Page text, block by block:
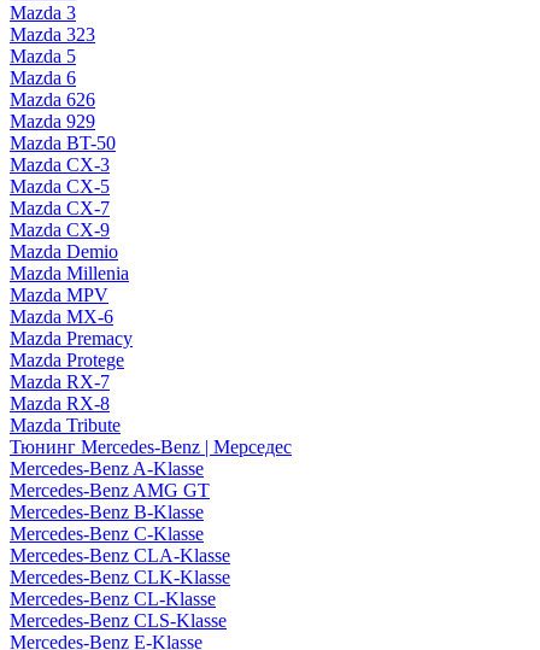
Mazda 3
Mazda 323
Mazda 5
Mazda 6
Mazda 626
Mazda 929
Mazda BT-50
Mazda CX-3
Mazda CX-5
Mazda CX-7
Mazda CX-9
Mazda Demio
Mazda Millenia
Mazda MPV
Mazda MX-6
Mazda Premacy
Mazda Protege
Mazda RX-7
Mazda RX-8
Mazda Tribute
Тюнинг Mercedes-Benz | Мерседес
Mercedes-Benz A-Klasse
Mercedes-Benz AMG GT
Mercedes-Benz B-Klasse
Mercedes-Benz C-Klasse
Mercedes-Benz CLA-Klasse
Mercedes-Benz CLK-Klasse
Mercedes-Benz CL-Klasse
Mercedes-Benz CLS-Klasse
Mercedes-Benz E-Klasse